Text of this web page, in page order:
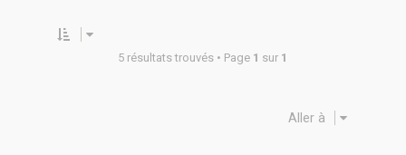
5 résultats trouvés • Page 1 sur 1
Aller à